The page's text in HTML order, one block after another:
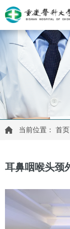
当前位置： 首页
耳鼻咽喉头颈